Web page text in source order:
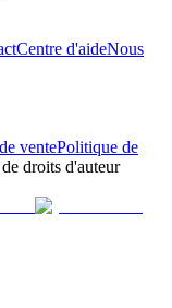
Centre d'aideNous
ventePolitique de
droits d'auteur